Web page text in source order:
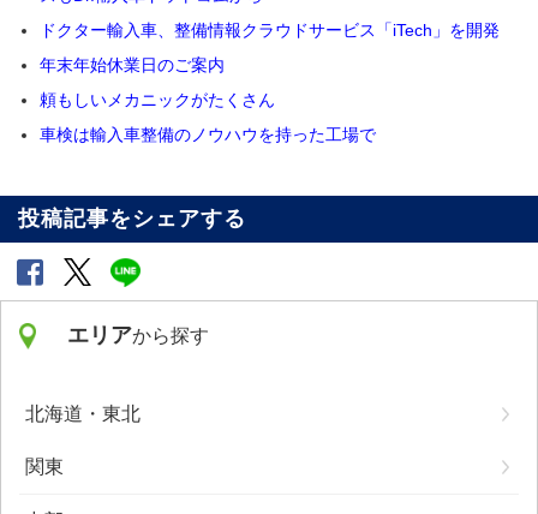
ドクター輸入車、整備情報クラウドサービス「iTech」を開発
年末年始休業日のご案内
頼もしいメカニックがたくさん
車検は輸入車整備のノウハウを持った工場で
投稿記事をシェアする
エリアから探す
北海道・東北
関東